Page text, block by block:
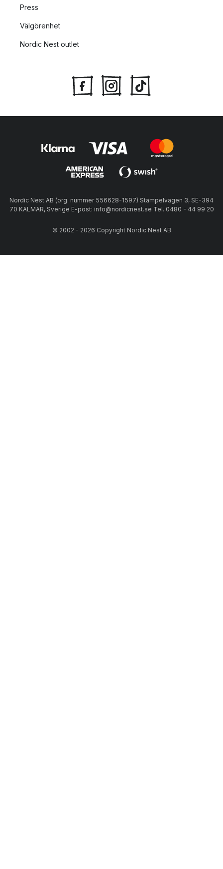
Press
Välgörenhet
Nordic Nest outlet
Nordic Nest AB (org. nummer 556628-1597) Stämpelvägen 3, SE-394
70 KALMAR, Sverige E-post: info@nordicnest.se Tel. 0480 - 44 99 20
© 2002 - 2026 Copyright Nordic Nest AB